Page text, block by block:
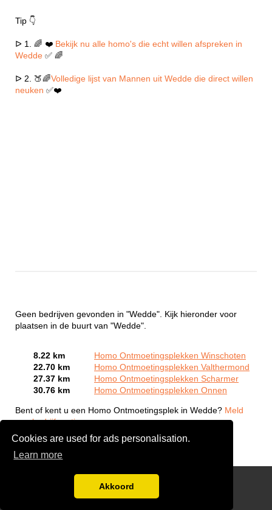
Cookies are used for ads personalisation.
Learn more
Akkoord
Tip 👇
ᐅ 1. 🌈 ❤️ Bekijk nu alle homo's die echt willen afspreken in
Wedde ✅ 🌈
ᐅ 2. 🍑🌈Volledige lijst van Mannen uit Wedde die direct willen
neuken ✅❤️
Geen bedrijven gevonden in "Wedde". Kijk hieronder voor
plaatsen in de buurt van "Wedde".
8.22 km
Homo Ontmoetingsplekken Winschoten
22.70 km
Homo Ontmoetingsplekken Valthermond
27.37 km
Homo Ontmoetingsplekken Scharmer
30.76 km
Homo Ontmoetingsplekken Onnen
Bent of kent u een Homo Ontmoetingsplek in Wedde? Meld
een bedrijf gratis aan